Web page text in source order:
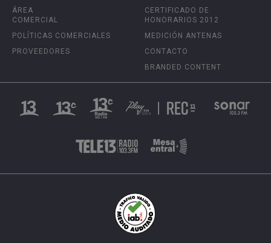
ÁREA
COMERCIAL
POLÍTICAS COMERCIALES
PROVEEDORES
CERTIFICADO DE
HONORARIOS 2012
MEDICIÓN ANTENAS
CONTACTO
BRANDED CONTENT